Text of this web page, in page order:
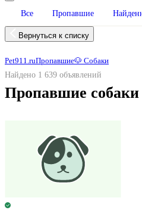
Все Пропавшие
Вернуться к списку
Pet911.ruПропавшие🐶 Собаки
Найдено 1 639 объявлений
Пропавшие